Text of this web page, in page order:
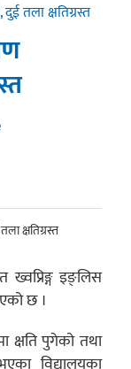
तला क्षतिग्रस्त
ख्वप्रिङ्ग इङ्लिस
छ ।
क्षति पुगेको तथा